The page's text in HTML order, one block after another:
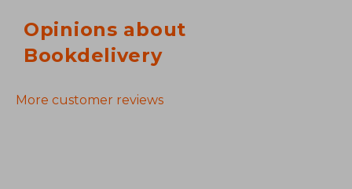
Opinions about
Bookdelivery
More customer reviews